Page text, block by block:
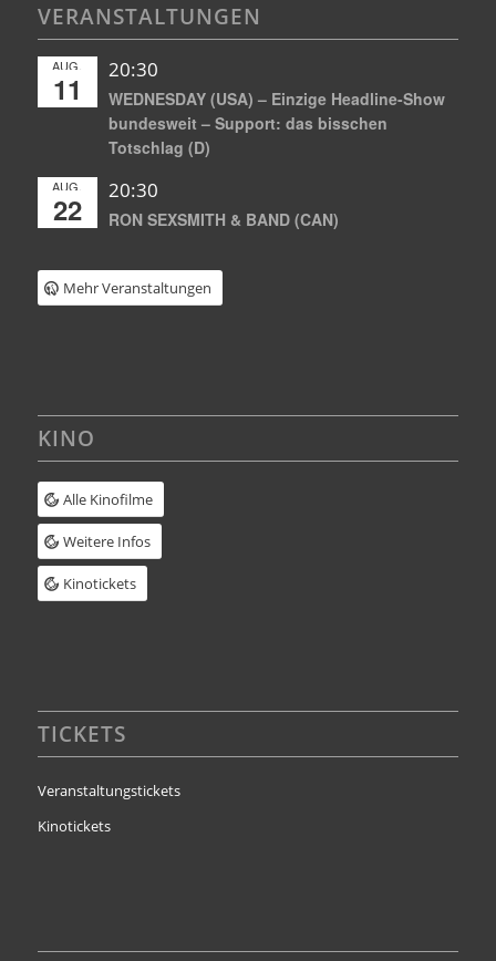
VERANSTALTUNGEN
AUG.
11
20:30
WEDNESDAY (USA) – Einzige Headline-Show
bundesweit – Support: das bisschen
Totschlag (D)
AUG.
22
20:30
RON SEXSMITH & BAND (CAN)
Mehr Veranstaltungen
KINO
Alle Kinofilme
Weitere Infos
Kinotickets
TICKETS
Veranstaltungstickets
Kinotickets